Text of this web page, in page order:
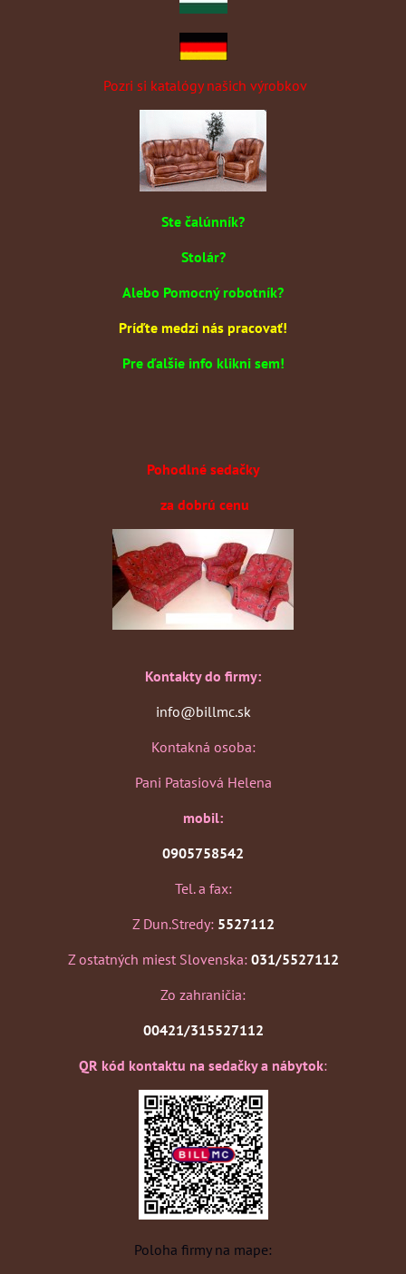
Pozri si katalógy našich výrobkov
Ste čalúnník?
Stolár?
Alebo Pomocný robotník?
Príďte medzi nás pracovať!
Pre ďalšie info klikni sem!
Pohodlné sedačky
za dobrú cenu
Kontakty do firmy:
info@billmc.sk
Kontakná osoba:
Pani Patasiová Helena
mobil:
0905758542
Tel. a fax:
Z Dun.Stredy: 5527112
Z ostatných miest Slovenska: 031/5527112
Zo zahraničia:
00421/315527112
QR kód kontaktu na sedačky a nábytok:
Poloha firmy na mape: